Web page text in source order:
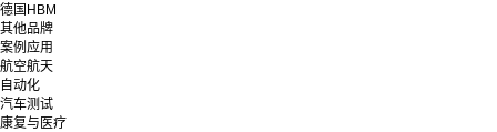
德国HBM
其他品牌
案例应用
航空航天
自动化
汽车测试
康复与医疗